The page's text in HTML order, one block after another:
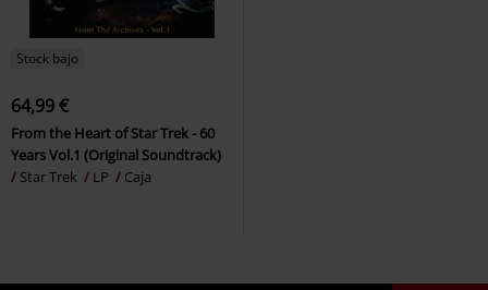
Stock bajo
64,99 €
From the Heart of Star Trek - 60
Years Vol.1 (Original Soundtrack)
Star Trek
LP Caja